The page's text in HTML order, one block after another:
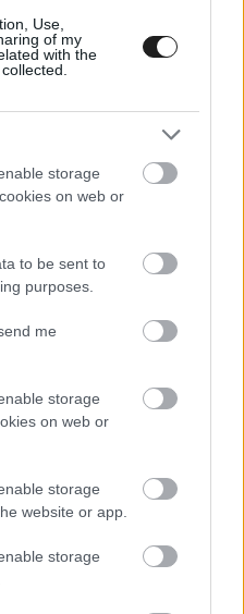
Use,
of my
with the
storage
on web or
to be sent to
purposes.
me
storage
on web or
storage
website or app.
storage